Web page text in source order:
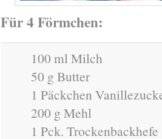
Für 4 Förmchen:
100 ml Milch
50 g Butter
1 Päckchen
200 g Mehl
1 Pck. Trockenbackhefe